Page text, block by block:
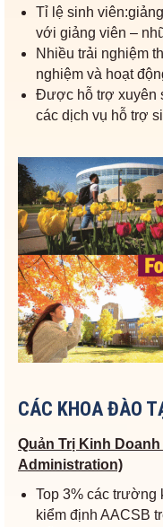
Tỉ lệ sinh
với giảng viên –
Nhiều trải nghiệm
nghiệm và hoạt
Được hỗ trợ xuyên
các dịch vụ hỗ trợ
CÁC KHOA ĐÀO
Quản Trị Kinh
Administration)
Top 3% các trường
kiểm định AACSB